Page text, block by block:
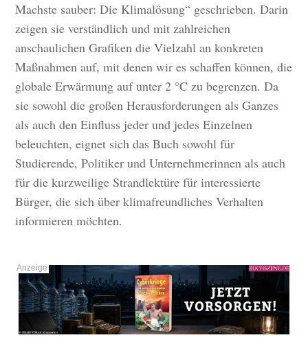
Machste sauber: Die Klimalösung“ geschrieben. Darin
zeigen sie verständlich und mit zahlreichen
anschaulichen Grafiken die Vielzahl an konkreten
Maßnahmen auf, mit denen wir es schaffen können, die
globale Erwärmung auf unter 2 °C zu begrenzen. Da
sie sowohl die großen Herausforderungen als Ganzes
als auch den Einfluss jeder und jedes Einzelnen
beleuchten, eignet sich das Buch sowohl für
Studierende, Politiker und Unternehmerinnen als auch
für die kurzweilige Strandlektüre für interessierte
Bürger, die sich über klimafreundliches Verhalten
informieren möchten.